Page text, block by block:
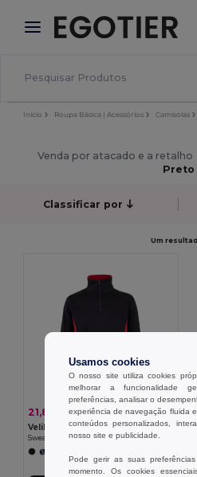
× App Egotier
Melhores preços na app!
Início Roupa Básica | Acessórios Camisolas
Venda por atacado e a retalho
Preto
Classificar por
Um
21,85 € 36,92 € -41%
Velilla 36044
Usamos cookies
O nosso site utiliza cookies
melhorar a funcionalidade
preferências, analisar o
experiência de navegação fluida
conteúdos personalizados,
nosso site e publicidade.
Pode gerir as suas
momento. Os cookies